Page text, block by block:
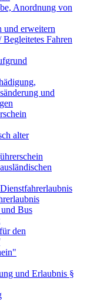
Anordnung von
und erweitern
Fahren
und
alter
Bus
den
und Erlaubnis §